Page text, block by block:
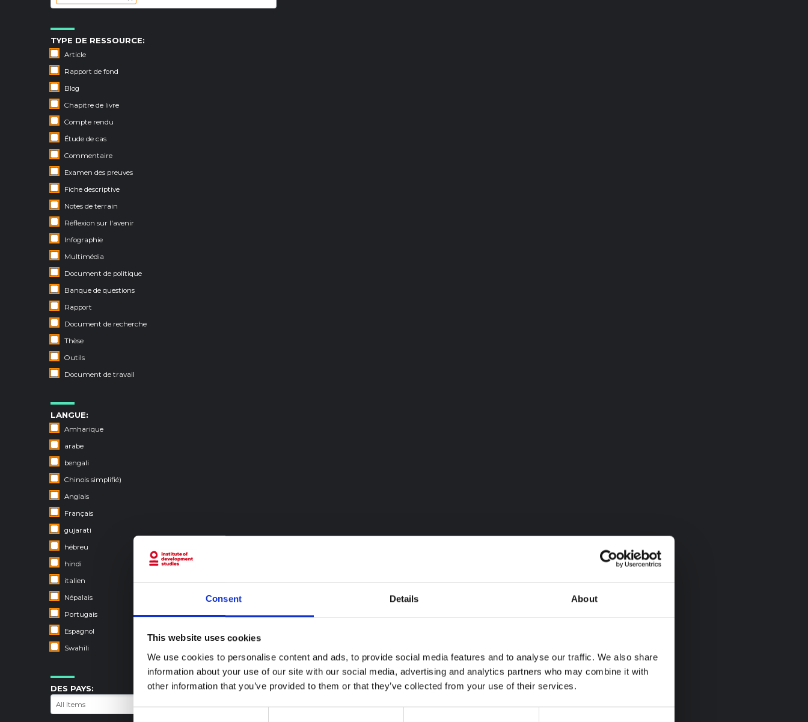
Consent Details About
This website uses cookies
We use cookies to personalise content and ads, to provide social media features and to analyse our traffic. We also share
information about your use of our site with our social media, advertising and analytics partners who may combine it with
other information that you’ve provided to them or that they’ve collected from your use of their services.
Consent
TYPE DE RESSOURCE:
Article
Rapport de fond
Blog
Chapitre de livre
Compte rendu
Étude de cas
Commentaire
Examen des preuves
Fiche descriptive
Notes de terrain
Réflexion sur l'avenir
Infographie
Multimédia
Document de politique
Banque de questions
Rapport
Document de recherche
Thèse
Outils
Document de travail
LANGUE:
Amharique
arabe
bengali
Chinois simplifié)
Anglais
Français
gujarati
hébreu
hindi
italien
Népalais
Portugais
Espagnol
Swahili
DES PAYS: